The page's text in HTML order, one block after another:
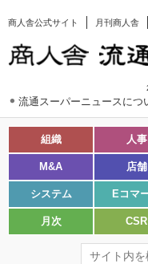
商人舎公式サイト 月刊商人舎
流通スーパーニュースにつ
組織 人事
M&A 店舗
システム Eコマ
月次 CSR